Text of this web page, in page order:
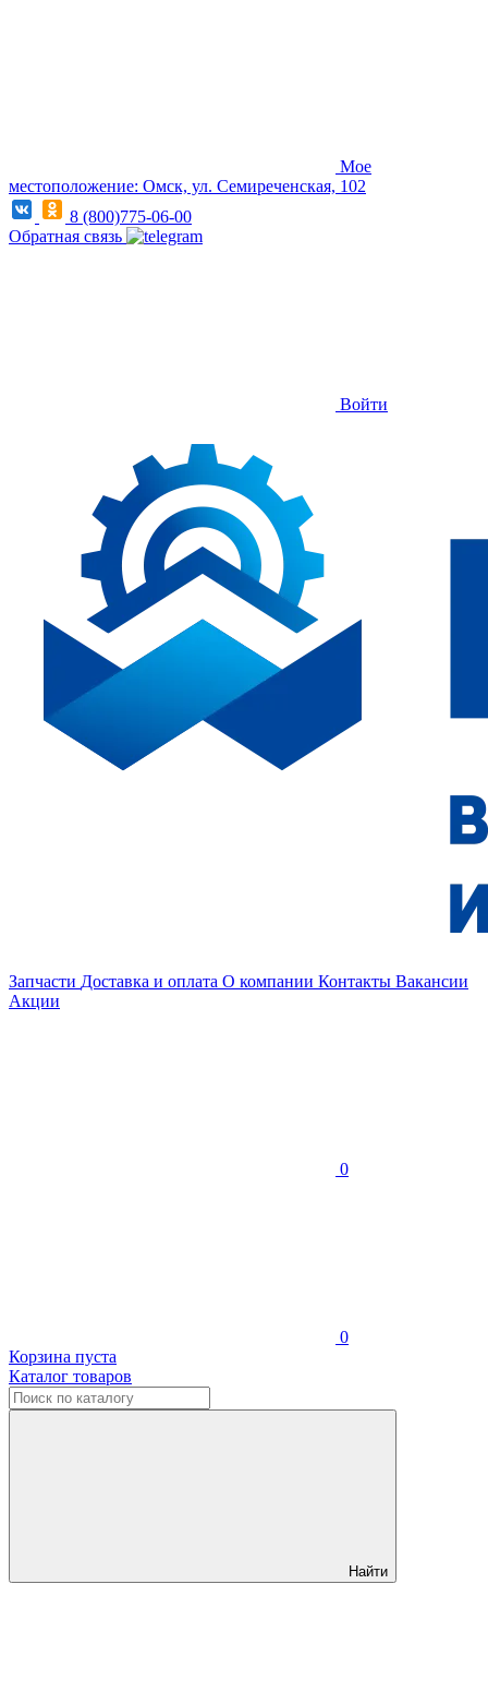
Мое
местоположение: Омск, ул. Семиреченская, 102
8 (800)775-06-00
Обратная связь
Войти
Запчасти Доставка и оплата О компании Контакты Вакансии
Акции
0
0
Корзина пуста
Каталог товаров
Найти